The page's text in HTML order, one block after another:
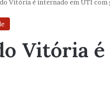
Vitória é internado em UTI com
Vitória